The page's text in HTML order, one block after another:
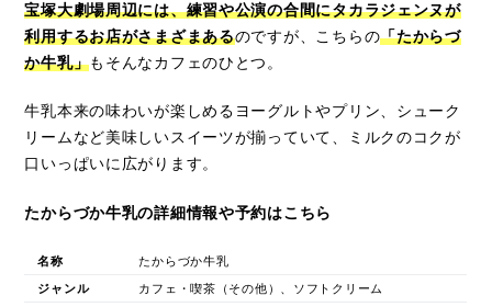
宝塚大劇場周辺には、練習や公演の合間にタカラジェンヌが
利用するお店がさまざまあるのですが、こちらの「たからづ
か牛乳」もそんなカフェのひとつ。
牛乳本来の味わいが楽しめるヨーグルトやプリン、シューク
リームなど美味しいスイーツが揃っていて、ミルクのコクが
口いっぱいに広がります。
たからづか牛乳の詳細情報や予約はこちら
名称 たからづか牛乳
ジャンル カフェ・喫茶（その他）、ソフトクリーム